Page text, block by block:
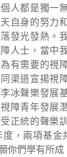
都是獨一無
自身的努力
發光發熱。
人士，當中
有需要的視
渠道宣揚視
冰聲樂發展
障青年發展
正統的聲樂
，兩項基
你們學有所成